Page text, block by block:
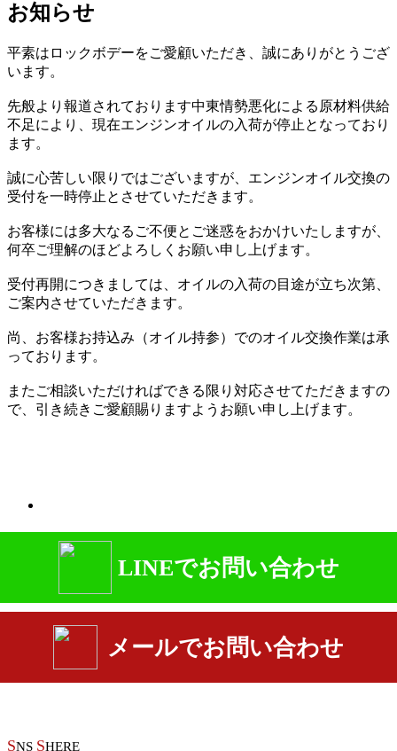
お知らせ
平素はロックボデーをご愛顧いただき、誠にありがとうござ
います。
先般より報道されております中東情勢悪化による原材料供給
不足により、現在エンジンオイルの入荷が停止となっており
ます。
誠に心苦しい限りではございますが、エンジンオイル交換の
受付を一時停止とさせていただきます。
お客様には多大なるご不便とご迷惑をおかけいたしますが、
何卒ご理解のほどよろしくお願い申し上げます。
受付再開につきましては、オイルの入荷の目途が立ち次第、
ご案内させていただきます。
尚、お客様お持込み（オイル持参）でのオイル交換作業は承
っております。
またご相談いただければできる限り対応させてただきますの
で、引き続きご愛顧賜りますようお願い申し上げます。
LINEでお問い合わせ
メールでお問い合わせ
SNS SHERE